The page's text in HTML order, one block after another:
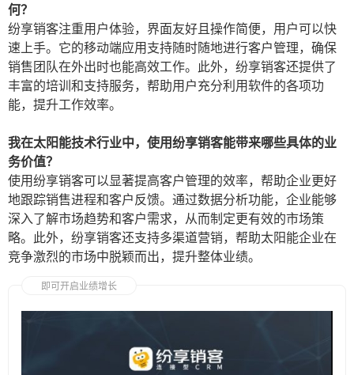
何？
纷享销客注重用户体验，界面友好且操作简便，用户可以快
速上手。它的移动端应用支持随时随地进行客户管理，确保
销售团队在外出时也能高效工作。此外，纷享销客还提供了
丰富的培训和支持服务，帮助用户充分利用软件的各项功
能，提升工作效率。
我在太阳能技术行业中，使用纷享销客能带来哪些具体的业
务价值？
使用纷享销客可以显著提高客户管理的效率，帮助企业更好
地跟踪销售进程和客户反馈。通过数据分析功能，企业能够
深入了解市场趋势和客户需求，从而制定更有效的市场策
略。此外，纷享销客还支持多渠道营销，帮助太阳能企业在
竞争激烈的市场中脱颖而出，提升整体业绩。
即可开启业绩增长